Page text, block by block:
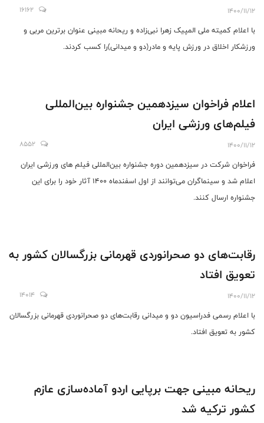
1400/11/12
16162
با اعلام کمیته ملی المپیک زهرا نبی‌زاده و ریحانه مبینی عنوان برترین مربی و
ورزشکار اخلاق در ورزش پایه و مادر(دو و میدانی)را کسب کردند.
اعلام فراخوان سیزدهمین جشنواره بین‌المللی
فیلم‌های ورزشی ایران
1400/11/12
8552
فراخوان شرکت در سیزدهمین دوره جشنواره بین‌المللی فیلم‎ های ورزشی ایران
اعلام شد و سینماگران می‌توانند از اول اسفندماه 1400 آثار خود را برای این
جشنواره ارسال کنند.
رقابت‌های دو صحرانوردی قهرمانی بزرگسالان کشور به
تعویق افتاد
1400/11/12
14014
با اعلام رسمی فدراسیون دو و میدانی رقابت‌های دو صحرانوردی قهرمانی بزرگسالان
کشور به تعویق افتاد.
ریحانه مبینی جهت برپایی اردو آماده‌سازی عازم
کشور ترکیه شد